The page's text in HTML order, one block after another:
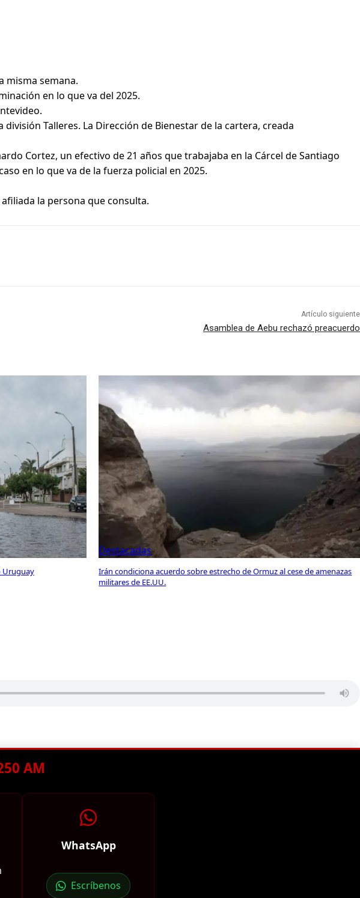
misma semana.
en lo que va del 2025.
Talleres. La Dirección de Bienestar de la cartera, creada
Cortez, un efectivo de 21 años que trabajaba en la Cárcel de Santiago
en lo que va de la fuerza policial en 2025.
la persona que consulta.
Artículo siguiente
Asamblea de Aebu rechazó preacuerdo
Uruguay
Destacadas
Irán condiciona acuerdo sobre estrecho de Ormuz al cese de amenazas
militares de EE.UU.
AM
WhatsApp
Escríbenos